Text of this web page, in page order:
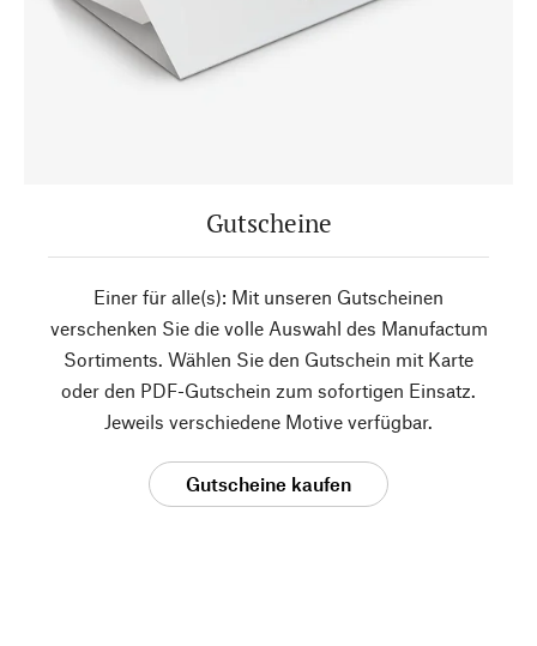
Gutscheine
Einer für alle(s): Mit unseren Gutscheinen
verschenken Sie die volle Auswahl des Manufactum
Sortiments. Wählen Sie den Gutschein mit Karte
oder den PDF-Gutschein zum sofortigen Einsatz.
Jeweils verschiedene Motive verfügbar.
Gutscheine kaufen